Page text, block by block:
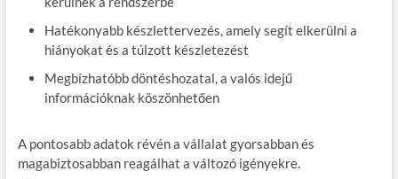
Hatékonyabb készlettervezés, amely segít elkerülni a
hiányokat és a túlzott készletezést
Megbízhatóbb döntéshozatal, a valós idejű
információknak köszönhetően
A pontosabb adatok révén a vállalat gyorsabban és
magabiztosabban reagálhat a változó igényekre.